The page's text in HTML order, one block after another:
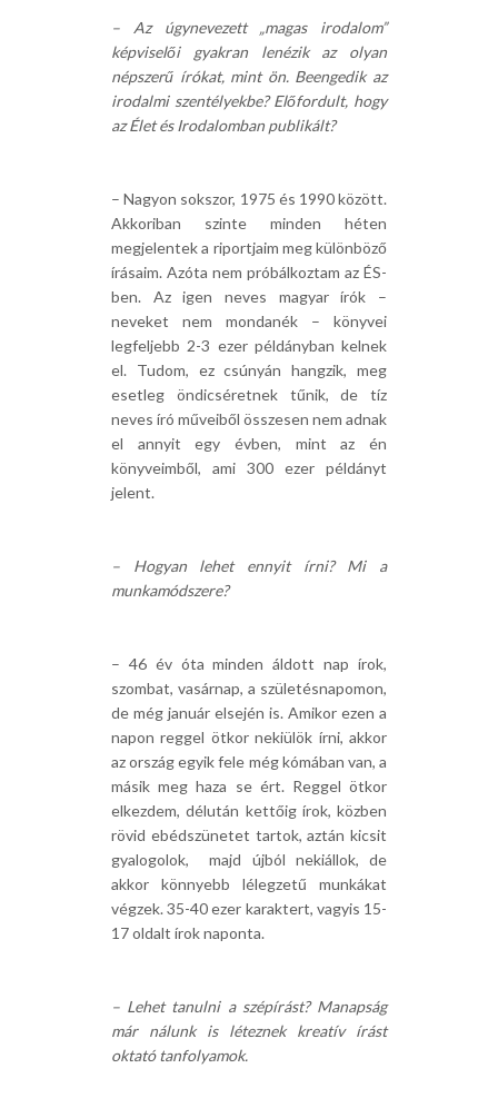
– Az úgynevezett „magas irodalom”
képviselői gyakran lenézik az olyan
népszerű írókat, mint ön. Beengedik az
irodalmi szentélyekbe? Előfordult, hogy
az Élet és Irodalomban publikált?
– Nagyon sokszor, 1975 és 1990 között.
Akkoriban szinte minden héten
megjelentek a riportjaim meg különböző
írásaim. Azóta nem próbálkoztam az ÉS-
ben. Az igen neves magyar írók –
neveket nem mondanék – könyvei
legfeljebb 2-3 ezer példányban kelnek
el. Tudom, ez csúnyán hangzik, meg
esetleg öndicséretnek tűnik, de tíz
neves író műveiből összesen nem adnak
el annyit egy évben, mint az én
könyveimből, ami 300 ezer példányt
jelent.
– Hogyan lehet ennyit írni? Mi a
munkamódszere?
– 46 év óta minden áldott nap írok,
szombat, vasárnap, a születésnapomon,
de még január elsején is. Amikor ezen a
napon reggel ötkor nekiülök írni, akkor
az ország egyik fele még kómában van, a
másik meg haza se ért. Reggel ötkor
elkezdem, délután kettőig írok, közben
rövid ebédszünetet tartok, aztán kicsit
gyalogolok, majd újból nekiállok, de
akkor könnyebb lélegzetű munkákat
végzek. 35-40 ezer karaktert, vagyis 15-
17 oldalt írok naponta.
– Lehet tanulni a szépírást? Manapság
már nálunk is léteznek kreatív írást
oktató tanfolyamok.